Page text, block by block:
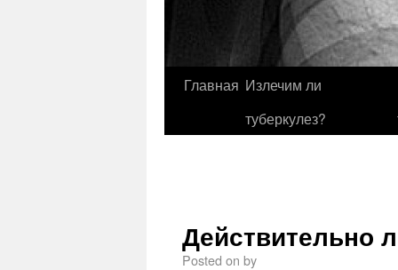
Главная Излечим ли
туберкулез?
Действительно
Posted on by